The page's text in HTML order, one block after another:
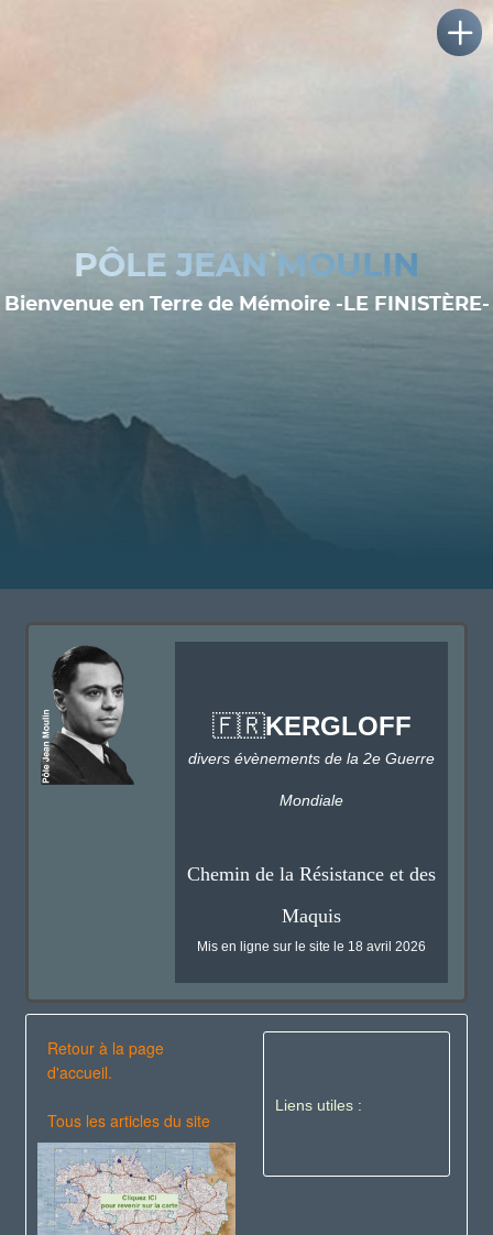
PÔLE JEAN MOULIN
Bienvenue en Terre de Mémoire -LE FINISTÈRE-
🇫🇷KERGLOFF
divers évènements de la 2e Guerre
Mondiale
Chemin de la Résistance et des
Maquis
Mis en ligne sur le site le 18 avril 2026
Retour à la page
d'accueil.
Tous les articles du site
Liens utiles :